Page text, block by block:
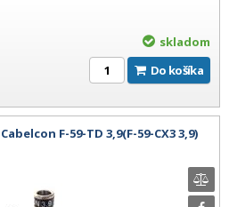
skladom
Do košíka
F-59-TD 3,9(F-59-CX3 3,9)